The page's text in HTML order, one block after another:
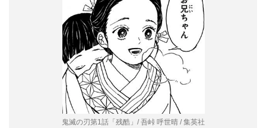
鬼滅の刃第1話「残酷」/ 吾峠 呼世晴 / 集英社